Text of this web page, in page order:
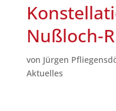
Nußloch-
von Jürgen
Aktuelles